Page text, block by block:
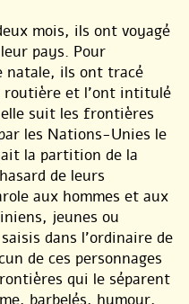
mois, ils ont voyagé
pays. Pour
natale, ils ont tracé
routière et l’ont intitulé
suit les frontières
les Nations-Unies le
la partition de la
de leurs
aux hommes et aux
jeunes ou
dans l’ordinaire de
de ces personnages
qui le séparent